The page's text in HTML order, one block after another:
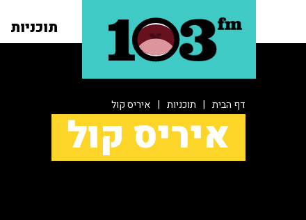
תוכניות
דף הבית | תוכניות | איריס קול
איריס קול